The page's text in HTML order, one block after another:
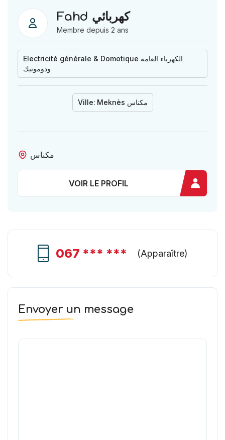
Fahd كهربائي
Membre depuis 2 ans
Electricité générale & Domotique الكهرباء العامة
ودوموتيك
Ville: Meknès مكناس
مكناس
VOIR LE PROFIL
067 *** *** (Apparaître)
Envoyer un message